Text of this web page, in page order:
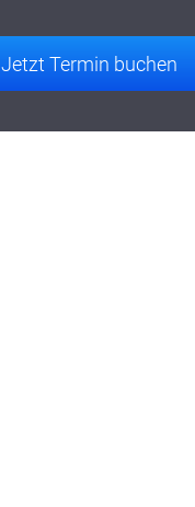
Jetzt Termin buchen